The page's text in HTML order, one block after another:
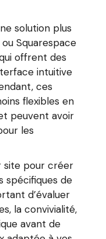
solution plus
Squarespace
offrent des
intuitive
ces
flexibles en
peuvent avoir
les
site pour créer
spécifiques de
d’évaluer
la convivialité,
avant de